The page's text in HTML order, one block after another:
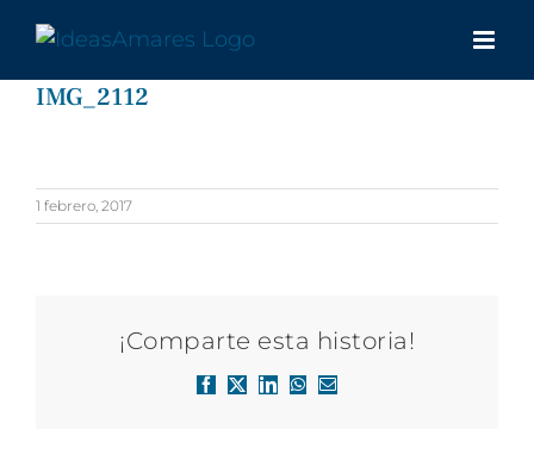
contenido
IMG_2112
1 febrero, 2017
¡Comparte esta historia!
Facebook
X LinkedInWhatsApp
Correo